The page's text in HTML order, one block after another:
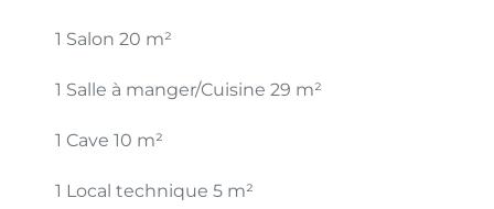
1 Salon 20 m²
1 Salle à manger/Cuisine 29 m²
1 Cave 10 m²
1 Local technique 5 m²